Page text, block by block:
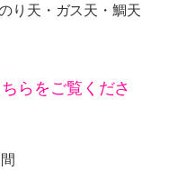
り天・ガス天・鯛天
らをご覧くださ